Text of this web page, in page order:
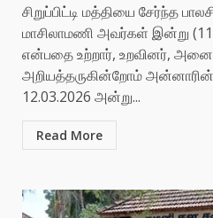
சிறுப்பிட்டி மத்தியை சேர்ந்த
மாசிலாமணி அவர்கள் இன்று
என்பதை உற்றார், உறவினர்,
அறியத்தருகின்றோம் அன்னாரின்
12.03.2026 அன்று...
Read More